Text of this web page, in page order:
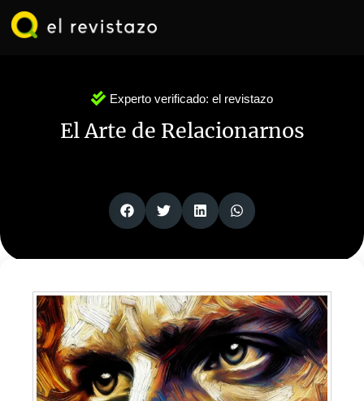
Experto verificado: el revistazo
El Arte de Relacionarnos